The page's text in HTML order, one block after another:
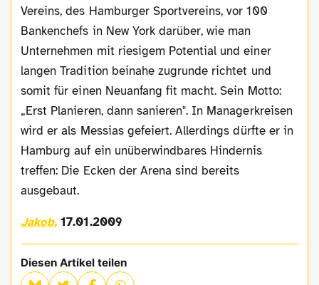
Vereins, des Hamburger Sportvereins, vor 100
Bankenchefs in New York darüber, wie man
Unternehmen mit riesigem Potential und einer
langen Tradition beinahe zugrunde richtet und
somit für einen Neuanfang fit macht. Sein Motto:
„Erst Planieren, dann sanieren". In Managerkreisen
wird er als Messias gefeiert. Allerdings dürfte er in
Hamburg auf ein unüberwindbares Hindernis
treffen: Die Ecken der Arena sind bereits
ausgebaut.
Jakob, 17.01.2009
Diesen Artikel teilen